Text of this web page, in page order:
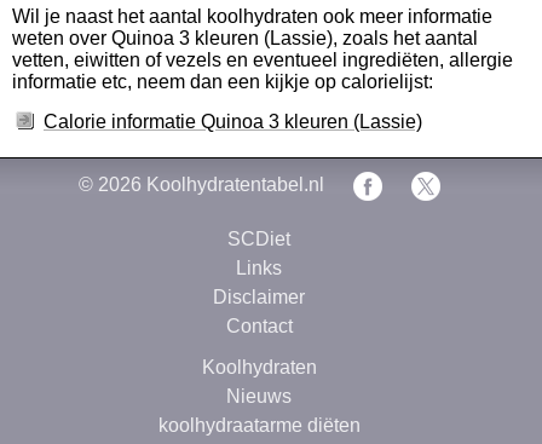
Wil je naast het aantal koolhydraten ook meer informatie
weten over Quinoa 3 kleuren (Lassie), zoals het aantal
vetten, eiwitten of vezels en eventueel ingrediëten, allergie
informatie etc, neem dan een kijkje op calorielijst:
Calorie informatie Quinoa 3 kleuren (Lassie)
© 2026 Koolhydratentabel.nl
SCDiet
Links
Disclaimer
Contact
Koolhydraten
Nieuws
koolhydraatarme diëten